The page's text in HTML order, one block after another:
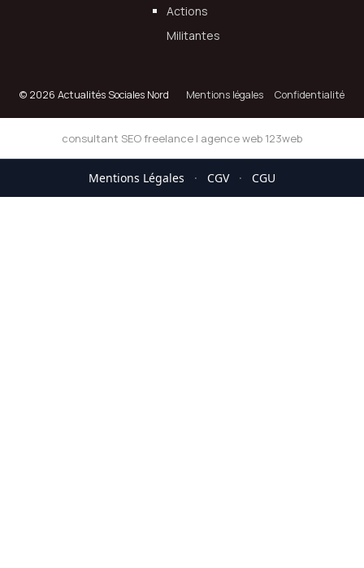
Actions
Militantes
© 2026 Actualités Sociales Nord Mentions légales Confidentialité
consultant SEO freelance | agence web 123web
Mentions Légales · CGV · CGU